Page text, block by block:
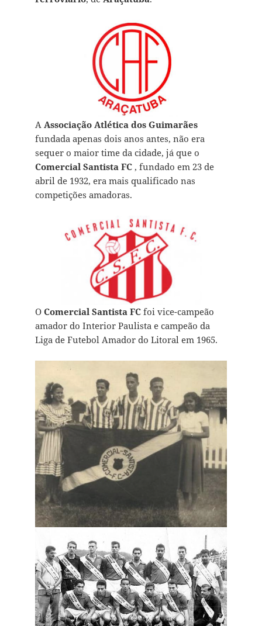
A Associação Atlética dos Guimarães
fundada apenas dois anos antes, não era
sequer o maior time da cidade, já que o
Comercial Santista FC, fundado em 23 de
abril de 1932, era mais qualificado nas
competições amadoras.
O Comercial Santista FCfoi vice-campeão
amador do Interior Paulista e campeão da
Liga de Futebol Amador do Litoral em 1965.